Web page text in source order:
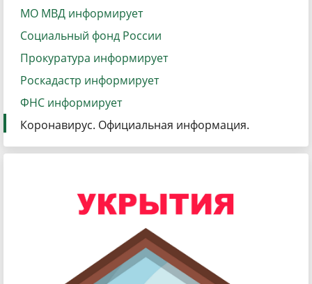
МО МВД информирует
Социальный фонд России
Прокуратура информирует
Роскадастр информирует
ФНС информирует
Коронавирус. Официальная информация.